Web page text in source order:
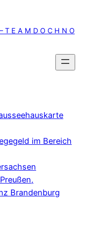
T E A M D O C H N O
im Bereich
Brandenburg